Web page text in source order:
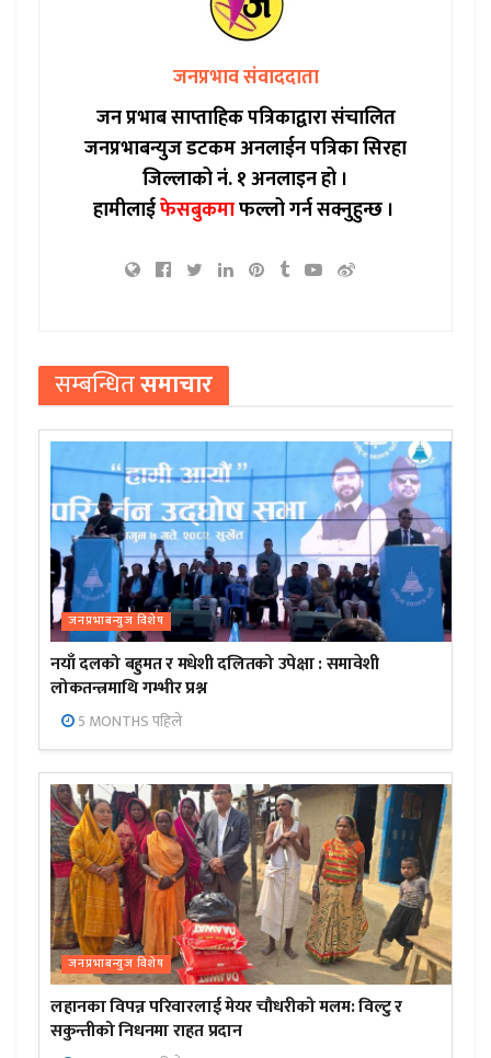
जनप्रभाव संवाददाता
जन प्रभाब साप्ताहिक पत्रिकाद्वारा संचालित
जनप्रभाबन्युज डटकम अनलाईन पत्रिका सिरहा
जिल्लाको नं. १ अनलाइन हो ।
हामीलाईफेसबुकमाफल्लो गर्न सक्नुहुन्छ ।
सम्बन्धितसमाचार
जनप्रभाबन्युज विशेष
नयाँ दलको बहुमत र मधेशी दलितको उपेक्षा : समावेशी
लोकतन्त्रमाथि गम्भीर प्रश्न
5 MONTHS पहिले
जनप्रभाबन्युज विशेष
लहानका विपन्न परिवारलाई मेयर चौधरीको मलम: विल्टु र
सकुन्तीको निधनमा राहत प्रदान